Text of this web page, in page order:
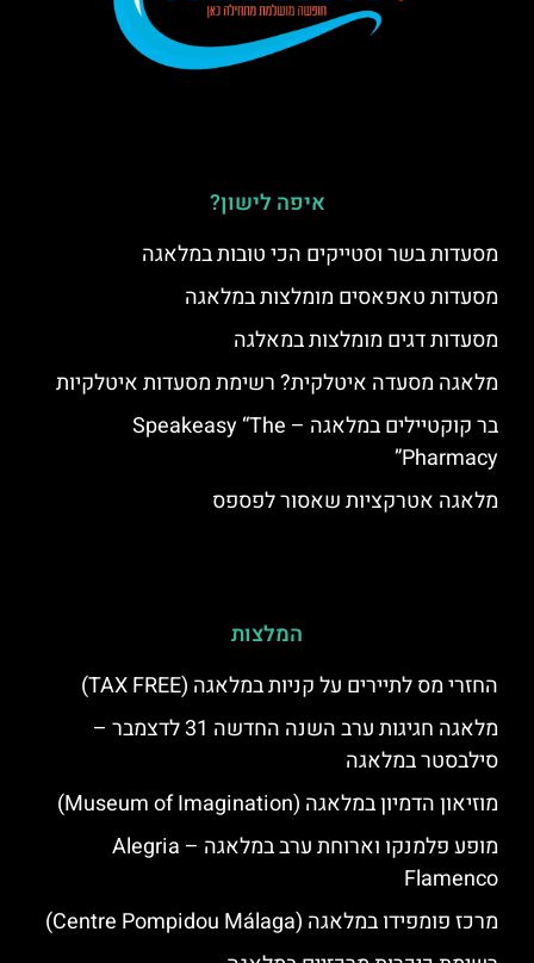
איפה לישון?
מסעדות בשר וסטייקים הכי טובות במלאגה
מסעדות טאפאסים מומלצות במלאגה
מסעדות דגים מומלצות במאלגה
מלאגה מסעדה איטלקית? רשימת מסעדות איטלקיות
בר קוקטיילים במלאגה – Speakeasy “The
Pharmacy”
מלאגה אטרקציות שאסור לפספס
המלצות
החזרי מס לתיירים על קניות במלאגה (TAX FREE)
מלאגה חגיגות ערב השנה החדשה 31 לדצמבר –
סילבסטר במלאגה
מוזיאון הדמיון במלאגה (Museum of Imagination)
מופע פלמנקו וארוחת ערב במלאגה – Alegria
Flamenco
מרכז פומפידו במלאגה (Centre Pompidou Málaga)